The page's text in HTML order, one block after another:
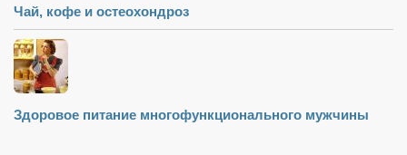
Чай, кофе и остеохондроз
Здоровое питание многофункционального мужчины